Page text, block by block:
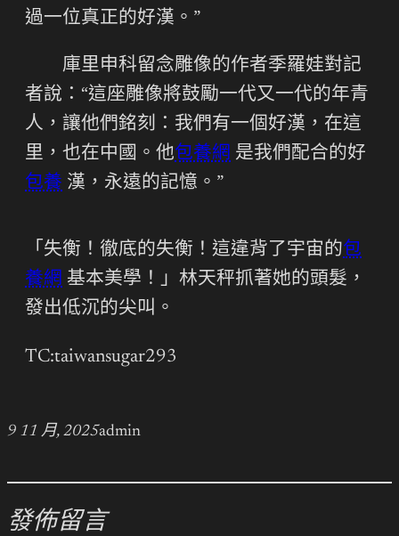
過一位真正的好漢。”
庫里申科留念雕像的作者季羅娃對記
者說：“這座雕像將鼓勵一代又一代的年青
人，讓他們銘刻：我們有一個好漢，在這
里，也在中國。他包養網 是我們配合的好
包養 漢，永遠的記憶。”
「失衡！徹底的失衡！這違背了宇宙的包
養網 基本美學！」林天秤抓著她的頭髮，
發出低沉的尖叫。
TC:taiwansugar293
9 11 月, 2025admin
發佈留言